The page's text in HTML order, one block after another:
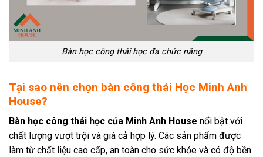
Bàn học công thái học đa chức năng
Tại sao nên chọn bàn công thái Học Minh Anh
House?
Bàn học công thái học của Minh Anh House nổi bật với
chất lượng vượt trội và giá cả hợp lý. Các sản phẩm được
làm từ chất liệu cao cấp, an toàn cho sức khỏe và có độ bền